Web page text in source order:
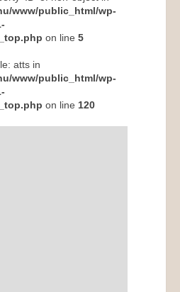
www/public_html/wp-
on line 5
atts in
www/public_html/wp-
on line 120